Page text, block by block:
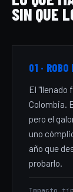
SIN QUE
01 ·
El "llenado
Colombia.
pero el
uno
año que
probarlo.
Impacto